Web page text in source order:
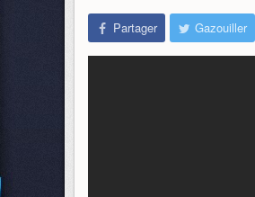
Partager Gazouiller